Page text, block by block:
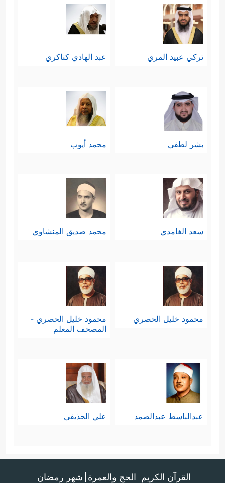
تركي عبيد المري عبد الهادي كناكري
بشر لطفي محمد أيوب
سعد الغامدي محمد صديق المنشاوي
محمود خليل الحصري
محمود خليل الحصري -
المصحف المعلم
عبدالباسط عبدالصمد علي الحذيفي
القرآن الكريم الحج والعمرة شهر رمضان